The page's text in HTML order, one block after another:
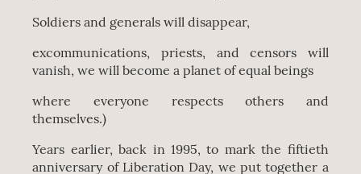
Soldiers and generals will disappear,
excommunications, priests, and censors will
vanish, we will become a planet of equal beings
where everyone respects others and
themselves.)
Years earlier, back in 1995, to mark the fiftieth
anniversary of Liberation Day, we put together a